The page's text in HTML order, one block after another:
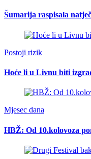
Šumarija raspisala
Postoji rizik
Hoće li u Livnu biti
Mjesec dana
HBŽ: Od 10.kolovoza